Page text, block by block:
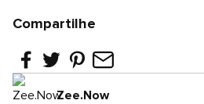
Compartilhe
Zee.Now